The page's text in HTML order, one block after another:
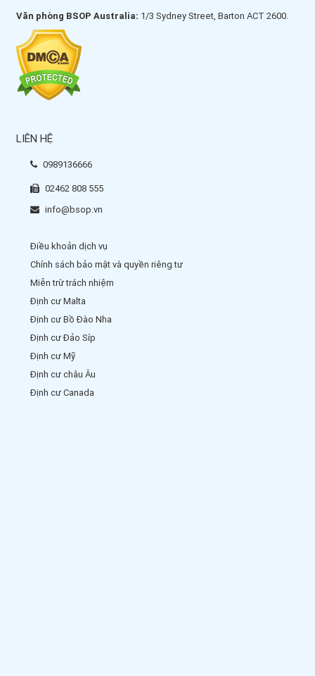
Văn phòng BSOP Australia: 1/3 Sydney Street, Barton ACT 2600.
LIÊN HỆ
0989136666
02462 808 555
info@bsop.vn
Điều khoản dịch vụ
Chính sách bảo mật và quyền riêng tư
Miễn trừ trách nhiệm
Định cư Malta
Định cư Bồ Đào Nha
Định cư Đảo Síp
Định cư Mỹ
Định cư châu Âu
Định cư Canada